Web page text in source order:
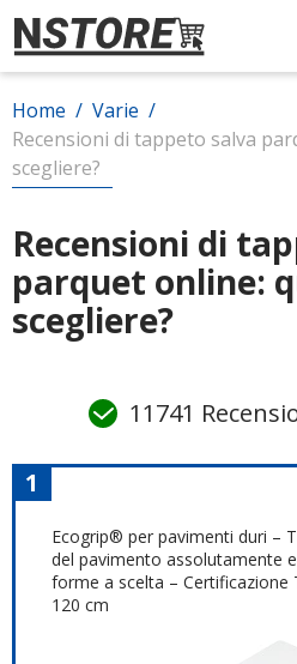
Arredo
Elettrodomestici
Home / Varie /
Recensioni di tappeto salva
scegliere?
Recensioni di
parquet online:
scegliere?
11741
1
Ecogrip® per pavimenti duri –
del pavimento assolutamente
forme a scelta – Certificazione
120 cm